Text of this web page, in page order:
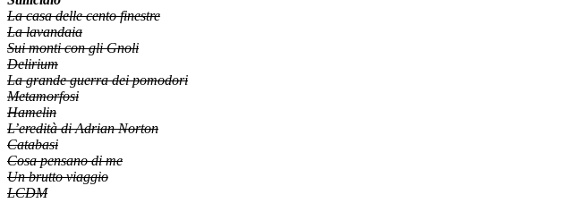
La casa delle cento finestre
La lavandaia
Sui monti con gli Gnoli
Delirium
La grande guerra dei pomodori
Metamorfosi
Hamelin
L’eredità di Adrian Norton
Catabasi
Cosa pensano di me
Un brutto viaggio
LCDM